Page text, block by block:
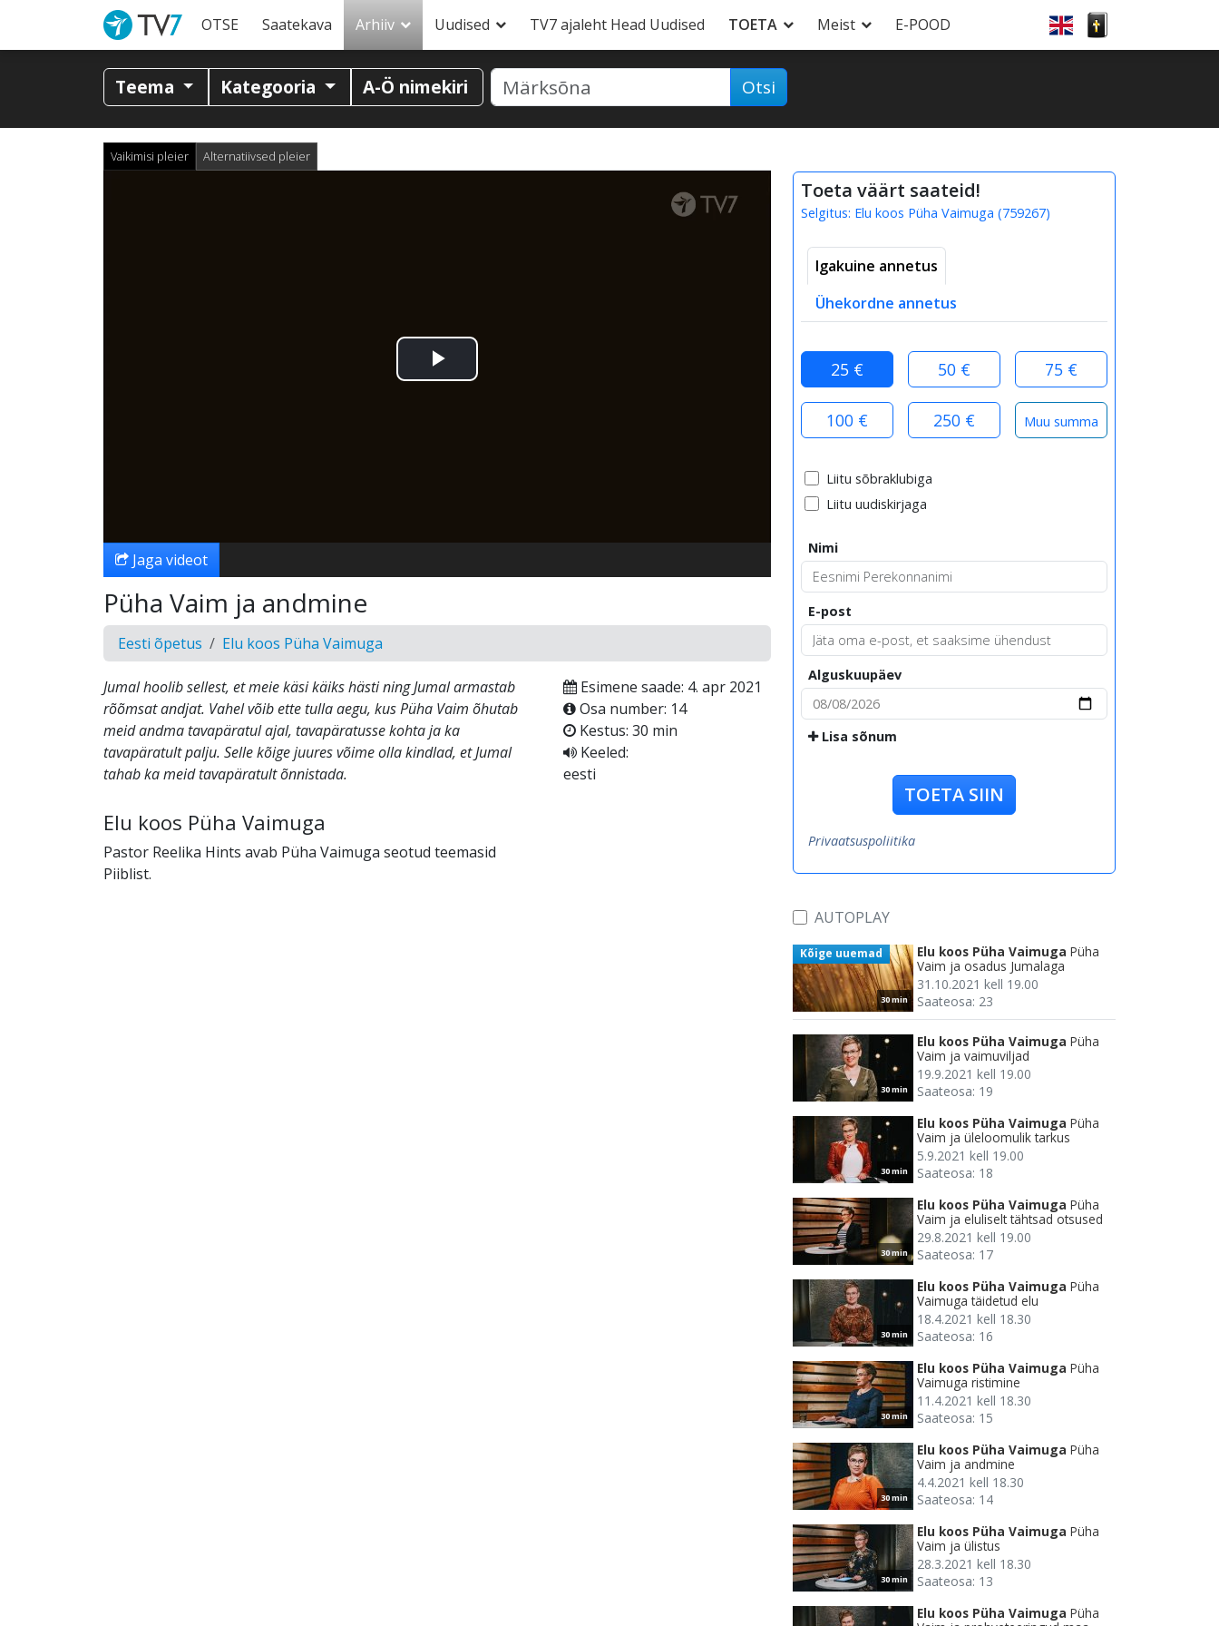
OTSE Saatekava Arhiiv Uudised TV7 ajaleht Head Uudised TOETA Meist E-POOD
Teema Kategooria A-Ö nimekiri Otsi
Vaikimisi pleier Alternatiivsed pleier
Esita
Jaga videot
Püha Vaim ja andmine
Eesti õpetus Elu koos Püha Vaimuga
Jumal hoolib sellest, et meie käsi käiks hästi ning Jumal armastab
rõõmsat andjat. Vahel võib ette tulla aegu, kus Püha Vaim õhutab
meid andma tavapäratul ajal, tavapäratusse kohta ja ka
tavapäratult palju. Selle kõige juures võime olla kindlad, et Jumal
tahab ka meid tavapäratult õnnistada.
Elu koos Püha Vaimuga
Pastor Reelika Hints avab Püha Vaimuga seotud teemasid
Piiblist.
Esimene saade: 4. apr 2021
Osa number: 14
Kestus: 30 min
Keeled:
eesti
Toeta väärt saateid!
Selgitus: Elu koos Püha Vaimuga (759267)
Igakuine annetus
Ühekordne annetus
25 € 50 € 75 €
100 € 250 €
Liitu sõbraklubiga
Liitu uudiskirjaga
Nimi
E-post
Alguskuupäev
Lisa sõnum
TOETA SIIN
Privaatsuspoliitika
AUTOPLAY
30 min
Kõige uuemad Elu koos Püha Vaimuga Püha
Vaim ja osadus Jumalaga
31.10.2021 kell 19.00
Saateosa: 23
30 min
Elu koos Püha Vaimuga Püha
Vaim ja vaimuviljad
19.9.2021 kell 19.00
Saateosa: 19
30 min
Elu koos Püha Vaimuga Püha
Vaim ja üleloomulik tarkus
5.9.2021 kell 19.00
Saateosa: 18
30 min
Elu koos Püha Vaimuga Püha
Vaim ja eluliselt tähtsad otsused
29.8.2021 kell 19.00
Saateosa: 17
30 min
Elu koos Püha Vaimuga Püha
Vaimuga täidetud elu
18.4.2021 kell 18.30
Saateosa: 16
30 min
Elu koos Püha Vaimuga Püha
Vaimuga ristimine
11.4.2021 kell 18.30
Saateosa: 15
30 min
Elu koos Püha Vaimuga Püha
Vaim ja andmine
4.4.2021 kell 18.30
Saateosa: 14
30 min
Elu koos Püha Vaimuga Püha
Vaim ja ülistus
28.3.2021 kell 18.30
Saateosa: 13
Elu koos Püha Vaimuga Püha